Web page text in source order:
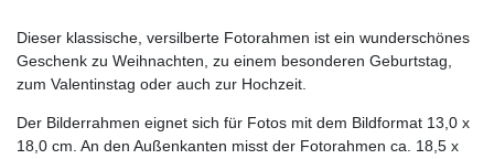
Dieser klassische, versilberte Fotorahmen ist ein wunderschönes
Geschenk zu Weihnachten, zu einem besonderen Geburtstag,
zum Valentinstag oder auch zur Hochzeit.
Der Bilderrahmen eignet sich für Fotos mit dem Bildformat 13,0 x
18,0 cm. An den Außenkanten misst der Fotorahmen ca. 18,5 x